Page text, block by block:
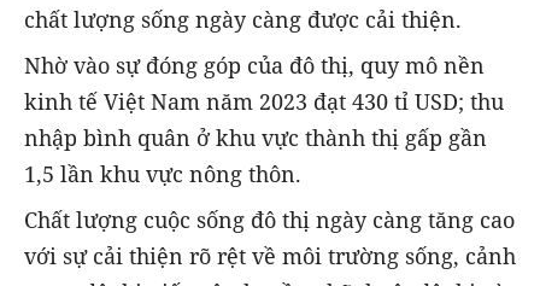
chất lượng sống ngày càng được cải thiện.
Nhờ vào sự đóng góp của đô thị, quy mô nền
kinh tế Việt Nam năm 2023 đạt 430 tỉ USD; thu
nhập bình quân ở khu vực thành thị gấp gần
1,5 lần khu vực nông thôn.
Chất lượng cuộc sống đô thị ngày càng tăng cao
với sự cải thiện rõ rệt về môi trường sống, cảnh